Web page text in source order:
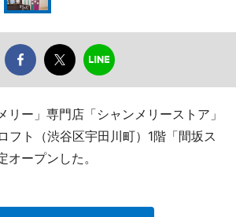
リー」専門店「シャンメリーストア」
フト（渋谷区宇田川町）1階「間坂ス
オープンした。